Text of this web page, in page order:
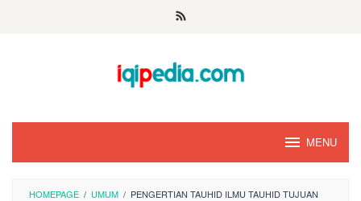
MENU
HOMEPAGE / UMUM / PENGERTIAN TAUHID ILMU TAUHID TUJUAN